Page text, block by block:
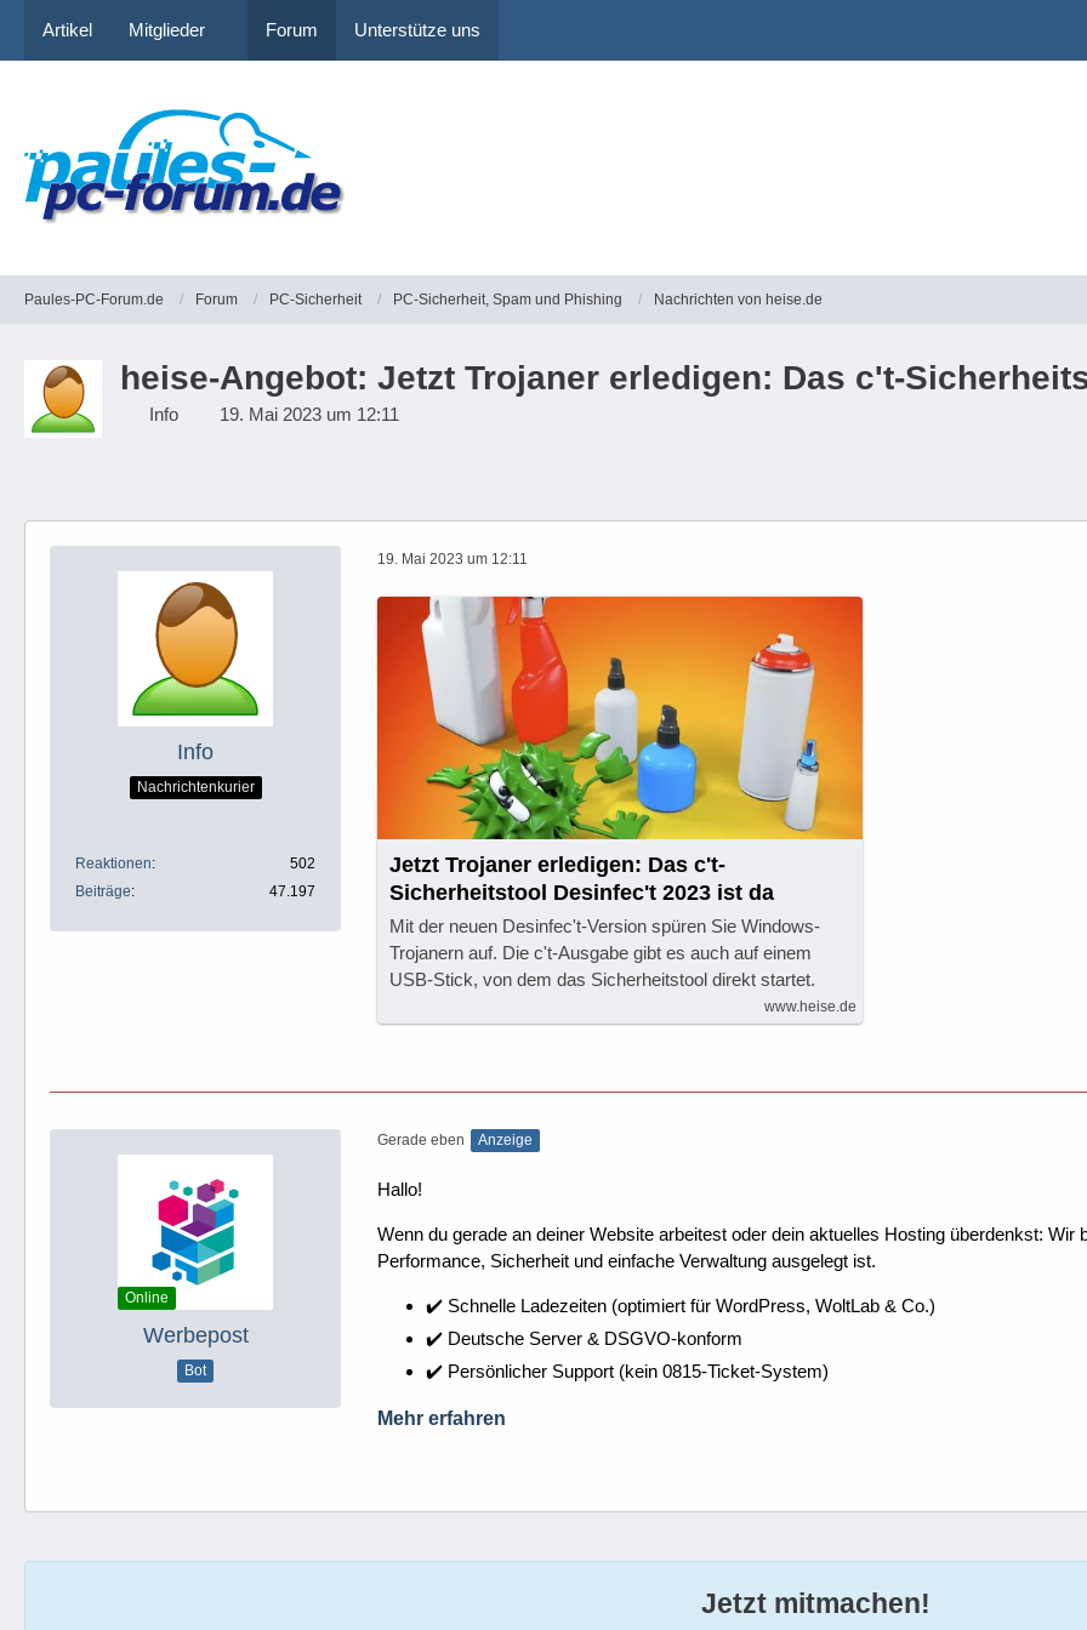
Artikel Mitglieder Forum Unterstütze uns
Paules-PC-Forum.de Forum PC-Sicherheit PC-Sicherheit, Spam und Phishing Nachrichten von heise.de
heise-Angebot: Jetzt Trojaner erledigen: Das c't-
Info 19. Mai 2023 um 12:11
Info
Nachrichtenkurier
Reaktionen
502
Beiträge
47.197
19. Mai 2023 um 12:11
Jetzt Trojaner erledigen: Das c't-
Sicherheitstool Desinfec't 2023 ist da
Mit der neuen Desinfec't-Version spüren Sie Windows-
Trojanern auf. Die c't-Ausgabe gibt es auch auf einem
USB-Stick, von dem das Sicherheitstool direkt startet.
www.heise.de
Online
Werbepost
Bot
Gerade eben Anzeige
Hallo!
Wenn du gerade an deiner Website arbeitest oder dein aktuelles Hosting überdenkst:
Performance, Sicherheit und einfache Verwaltung ausgelegt ist.
✔️ Schnelle Ladezeiten (optimiert für WordPress, WoltLab & Co.)
✔️ Deutsche Server & DSGVO-konform
✔️ Persönlicher Support (kein 0815-Ticket-System)
Mehr erfahren
Jetzt mitmachen!